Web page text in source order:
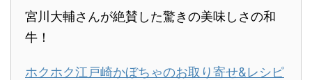
宮川大輔さんが絶賛した驚きの美味しさの和
牛！
ホクホク江戸崎かぼちゃのお取り寄せ&レシピ